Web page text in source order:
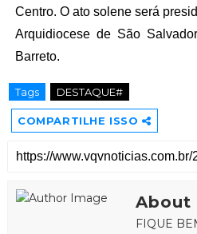
Centro. O ato solene será
Arquidiocese de São
Barreto.
Tags DESTAQUE#
COMPARTILHE ISSO
About
FIQUE